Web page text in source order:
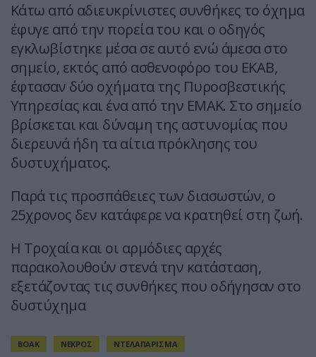
Κάτω από αδιευκρίνιστες συνθήκες το όχημα
έφυγε από την πορεία του και ο οδηγός
εγκλωβίστηκε μέσα σε αυτό ενώ άμεσα στο
σημείο, εκτός από ασθενοφόρο του ΕΚΑΒ,
έφτασαν δύο οχήματα της Πυροσβεστικής
Υπηρεσίας και ένα από την ΕΜΑΚ. Στο σημείο
βρίσκεται και δύναμη της αστυνομίας που
διερευνά ήδη τα αίτια πρόκλησης του
δυστυχήματος.
Παρά τις προσπάθειες των διασωστών, ο
25χρονος δεν κατάφερε να κρατηθεί στη ζωή.
Η Τροχαία και οι αρμόδιες αρχές
παρακολουθούν στενά την κατάσταση,
εξετάζοντας τις συνθήκες που οδήγησαν στο
δυστύχημα
ΒΟΑΚ ΝΕΚΡΟΣ ΝΤΕΛΑΠΑΡΙΣΜΑ